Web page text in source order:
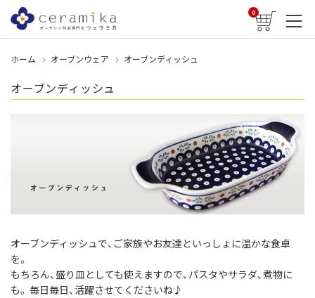
0
ホーム オーブンウェア オーブンディッシュ
オーブンディッシュ
オーブンディッシュで、ご家族やお友達といっしょに温かな食卓
を。
もちろん、盛り皿としても使えますので、パスタやサラダ、煮物に
も。 毎日毎日、活躍させてくださいね♪